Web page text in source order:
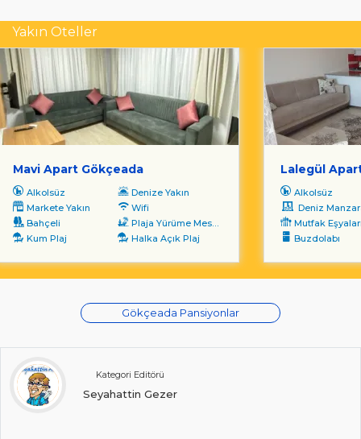
Yakın Oteller
Mavi Apart Gökçeada
Alkolsüz
Denize Yakın
Markete Yakın
Wifi
Bahçeli
Plaja Yürüme Mesafesi
Kum Plaj
Halka Açık Plaj
Lalegül
Alkolsüz
Deniz
Mutfak
Buzdolabı
Gökçeada Pansiyonlar
Kategori Editörü
Seyahattin Gezer